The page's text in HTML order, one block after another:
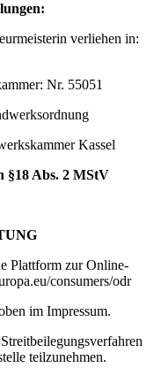
verliehen in:
Nr. 55051
Kassel
§18 Abs. 2 MStV
Plattform zur Online-
consumers/odr
im Impressum.
teilzunehmen.